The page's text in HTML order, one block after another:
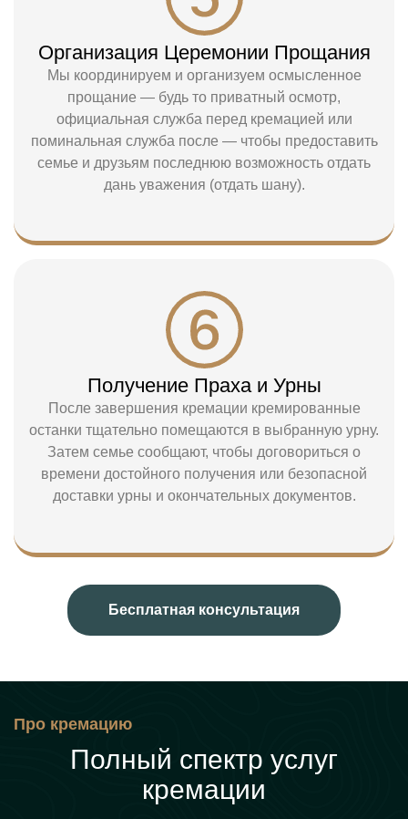
Организация Церемонии Прощания
Мы координируем и организуем осмысленное
прощание — будь то приватный осмотр,
официальная служба перед кремацией или
поминальная служба после — чтобы предоставить
семье и друзьям последнюю возможность отдать
дань уважения (отдать шану).
Получение Праха и Урны
После завершения кремации кремированные
останки тщательно помещаются в выбранную урну.
Затем семье сообщают, чтобы договориться о
времени достойного получения или безопасной
доставки урны и окончательных документов.
Бесплатная консультация
Про кремацию
Полный спектр услуг
кремации